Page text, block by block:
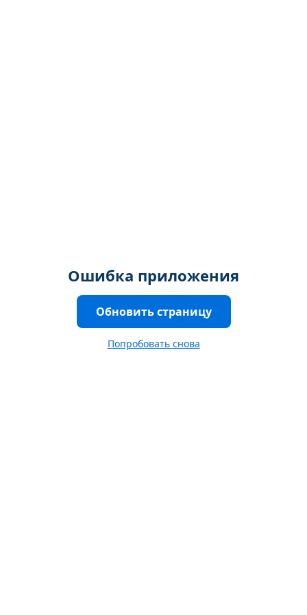
Ошибка приложения
Обновить страницу
Попробовать снова